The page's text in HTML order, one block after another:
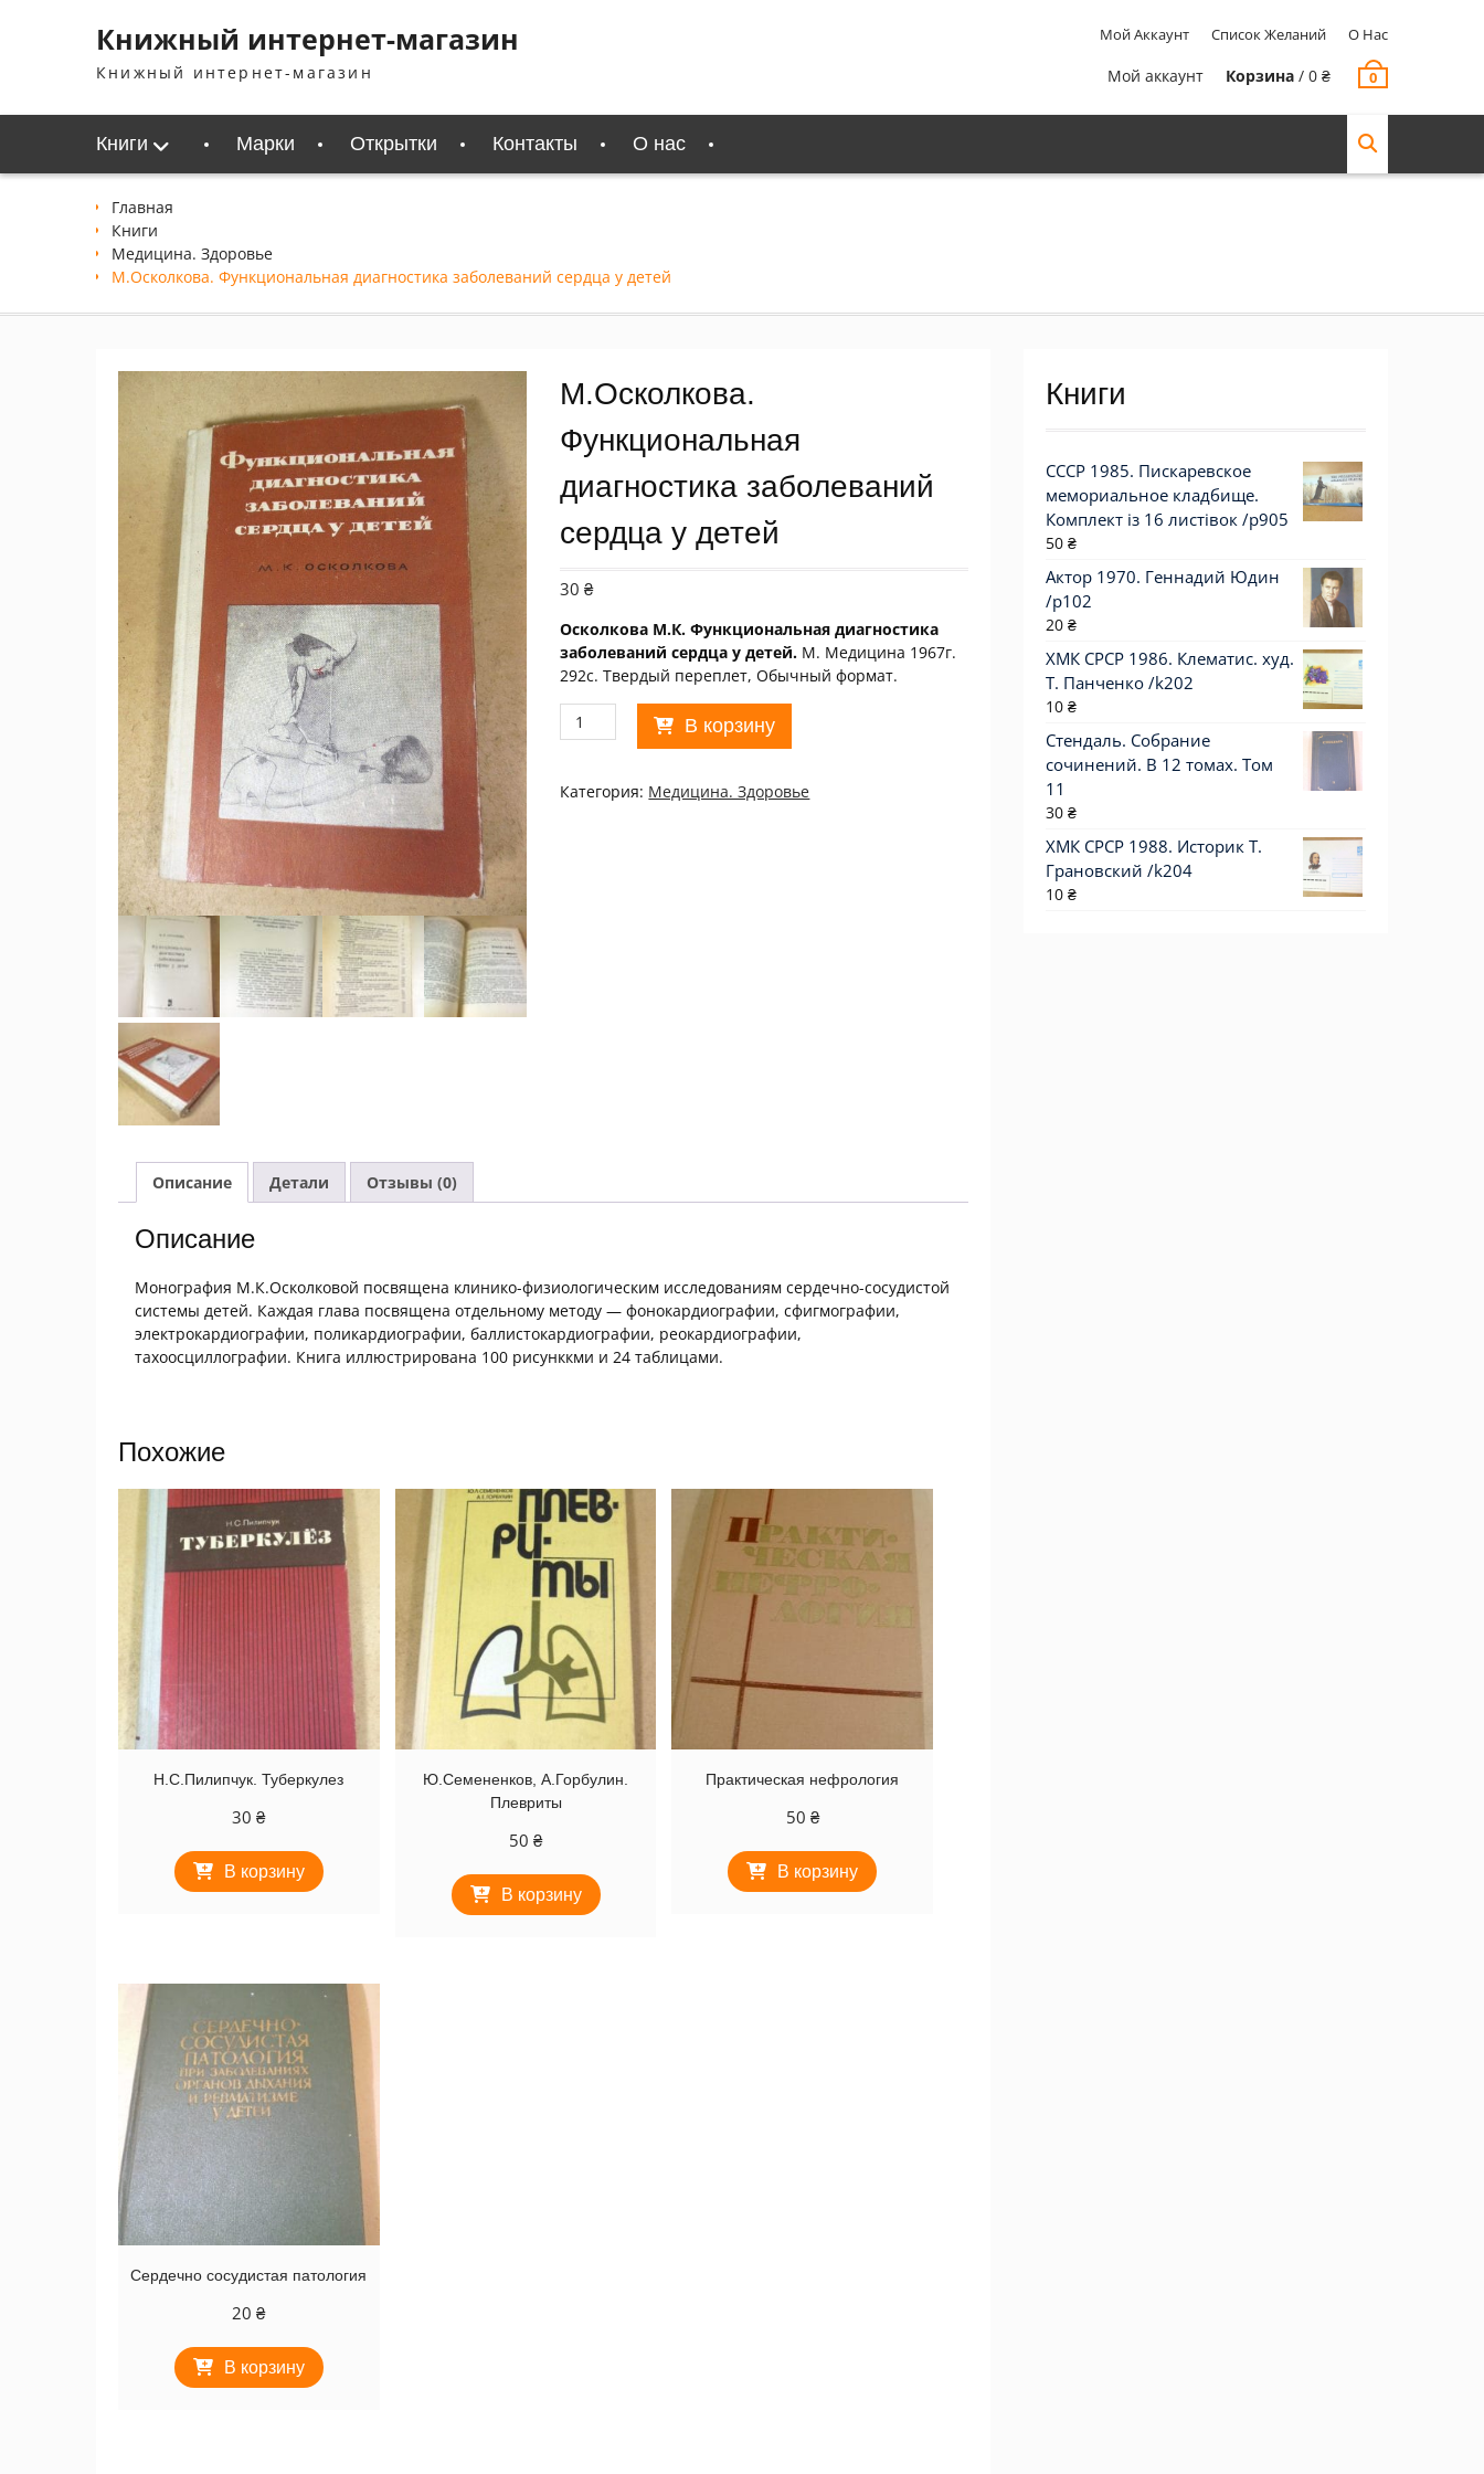
содержимомуКнижный интернет-магазин
Книжный интернет-магазин
Мой Аккаунт Список Желаний О Нас
Мой аккаунт Корзина / 0 ₴ 0
Книги Марки Открытки Контакты О нас
Главная
Книги
Медицина. Здоровье
М.Осколкова. Функциональная диагностика заболеваний сердца у детей
М.Осколкова.
Функциональная
диагностика заболеваний
сердца у детей
30₴
Осколкова М.К. Функциональная диагностика
заболеваний сердца у детей. М. Медицина 1967г.
292с. Твердый переплет, Обычный формат.
Количество
товара
Функциональная
диагностика
В корзину
Категория: Медицина. Здоровье
Описание Детали Отзывы (0)
Описание
Монография М.К.Осколковой посвящена клинико-физиологическим исследованиям сердечно-сосудистой
системы детей. Каждая глава посвящена отдельному методу — фонокардиографии, сфигмографии,
электрокардиографии, поликардиографии, баллистокардиографии, реокардиографии,
тахоосциллографии. Книга иллюстрирована 100 рисунккми и 24 таблицами.
Похожие
Н.С.Пилипчук. Туберкулез
30₴
В корзину
Ю.Семененков, А.Горбулин.
Плевриты
50 ₴
В корзину
Практическая нефрология
50 ₴
В корзину
Сердечно сосудистая патология
20₴
В корзину
Книги
СССР 1985. Пискаревское
мемориальное кладбище.
Комплект із 16 листівок /р905
50 ₴
Актор 1970. Геннадий Юдин
/p102
20 ₴
ХМК СРСР 1986. Клематис. худ.
Т. Панченко /k202
10 ₴
Стендаль. Собрание
сочинений. В 12 томах. Том
11
30 ₴
ХМК СРСР 1988. Историк Т.
Грановский /k204
10 ₴